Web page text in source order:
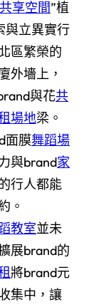
共享空間”植
與立異實行
區繁榮的
外墻上，
與花共
場地梁。
面膜舞蹈場
與brand家
行人都能
。
教室並未
展brand的
將brand元
集中，讓